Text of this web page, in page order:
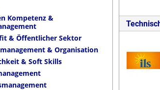
Kompetenz &
& Öffentlicher Sektor
& Organisation
& Soft Skills